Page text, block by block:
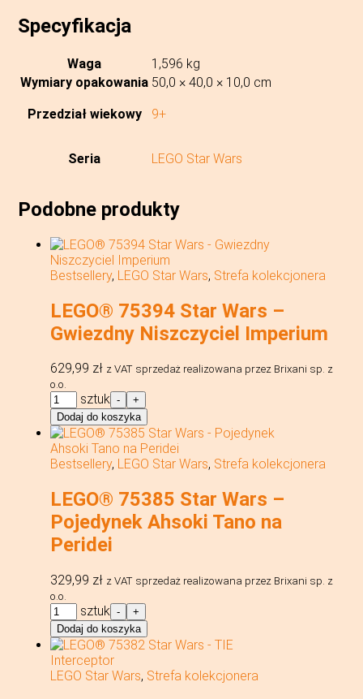
Specyfikacja
Waga
1,596 kg
Wymiary opakowania 50,0 × 40,0 × 10,0 cm
Przedział wiekowy 9+
Seria LEGO Star Wars
Podobne produkty
Bestsellery, LEGO Star Wars, Strefa kolekcjonera
LEGO® 75394 Star Wars –
Gwiezdny Niszczyciel Imperium
629,99 zł z VAT sprzedaż realizowana przez Brixani sp. z
o.o.
ilość
LEGO®
75394
Star
Wars
-
Niszczyciel
Imperium
sztuk -
+
Dodaj do koszyka
Bestsellery, LEGO Star Wars, Strefa kolekcjonera
LEGO® 75385 Star Wars –
Pojedynek Ahsoki Tano na
Peridei
329,99 zł z VAT sprzedaż realizowana przez Brixani sp. z
o.o.
ilość
LEGO®
75385
Star
Wars
-
sztuk -
+
Dodaj do koszyka
LEGO Star Wars, Strefa kolekcjonera